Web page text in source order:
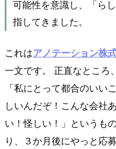
可能性を意識し、「ら
指してきました。
これはアノテーション株
一文です。 正直なところ
「私にとって都合のいい
しいんだぞ！こんな会社
い！怪しい！」というも
り、３か月後にやっと応